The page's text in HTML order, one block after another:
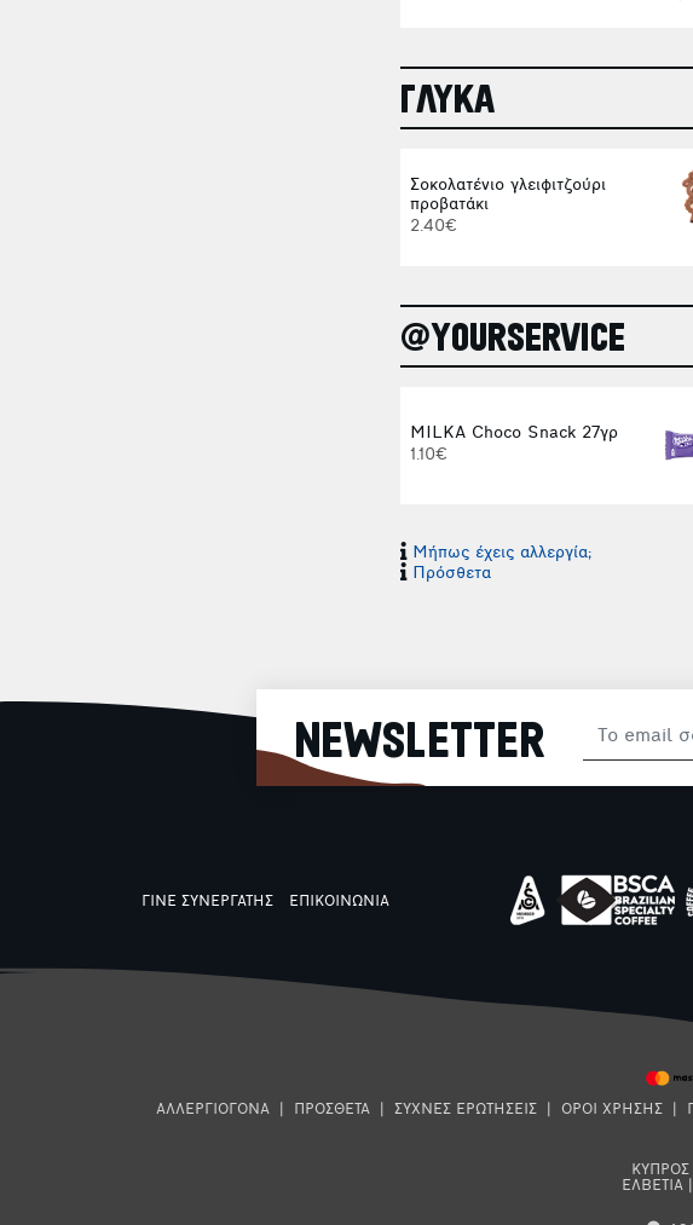
ΓΛΥΚΑ
Σοκολατένιο γλειφιτζούρι
προβατάκι
2.40€
@YOURSERVICE
MILKA Choco Snack 27γρ
1.10€
Μήπως έχεις αλλεργία;
Πρόσθετα
NEWSLETTER
ΓΙΝΕ ΣΥΝΕΡΓΑΤΗΣ ΕΠΙΚΟΙΝΩΝΙΑ
ΑΛΛΕΡΓΙΟΓΟΝΑ ΠΡΟΣΘΕΤΑ ΣΥΧΝΕΣ ΕΡΩΤΗΣΕΙΣ ΟΡΟΙ ΧΡΗΣΗΣ
ΚΥΠΡΟΣ
ΕΛΒΕΤΙΑ